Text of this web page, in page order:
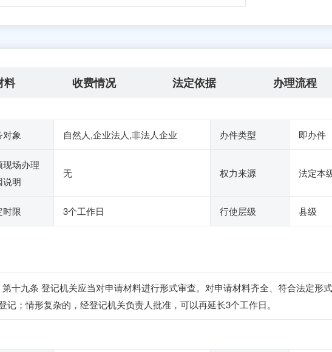
料 收费情况 法定依据 办理流程
对象 自然人,企业法人,非法人企业 办件类型 即办件
现场办理
说明
无 权力来源 法定本
时限 3个工作日 行使层级 县级
十九条 登记机关应当对申请材料进行形式审查。对申请材料齐全、符合法定形
；情形复杂的，经登记机关负责人批准，可以再延长3个工作日。